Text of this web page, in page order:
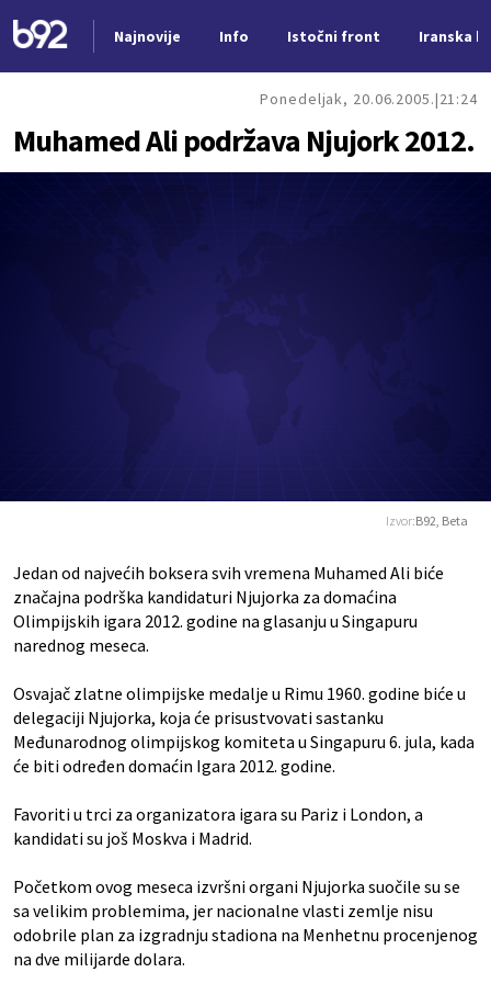
Najnovije Info Istočni front Iranska
Ponedeljak, 20.06.2005. 21:24
Muhamed Ali podržava Njujork 2012.
Izvor:B92, Beta
Jedan od najvećih boksera svih vremena Muhamed Ali biće
značajna podrška kandidaturi Njujorka za domaćina
Olimpijskih igara 2012. godine na glasanju u Singapuru
narednog meseca.
Osvajač zlatne olimpijske medalje u Rimu 1960. godine biće u
delegaciji Njujorka, koja će prisustvovati sastanku
Međunarodnog olimpijskog komiteta u Singapuru 6. jula, kada
će biti određen domaćin Igara 2012. godine.
Favoriti u trci za organizatora igara su Pariz i London, a
kandidati su još Moskva i Madrid.
Početkom ovog meseca izvršni organi Njujorka suočile su se
sa velikim problemima, jer nacionalne vlasti zemlje nisu
odobrile plan za izgradnju stadiona na Menhetnu procenjenog
na dve milijarde dolara.